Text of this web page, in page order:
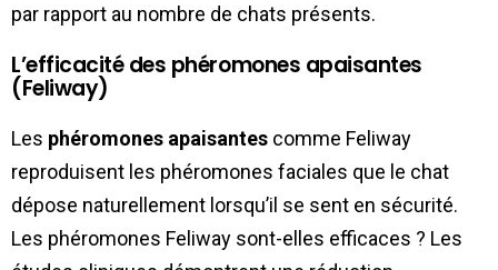
par rapport au nombre de chats présents.
L’efficacité des phéromones apaisantes
(Feliway)
Les phéromones apaisantes comme Feliway
reproduisent les phéromones faciales que le chat
dépose naturellement lorsqu’il se sent en sécurité.
Les phéromones Feliway sont-elles efficaces ? Les